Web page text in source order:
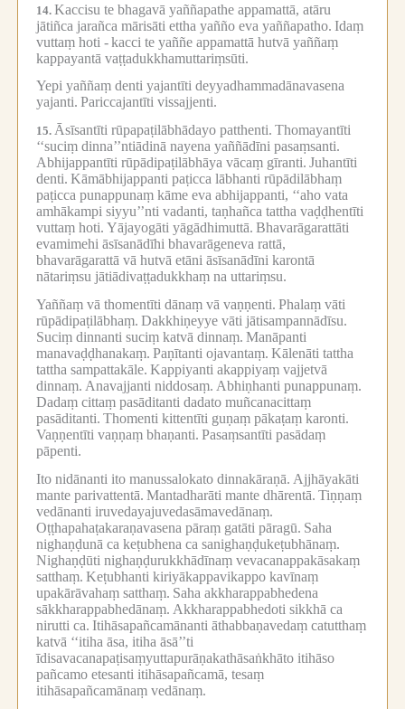
14. Kaccisu te bhagavā yaññapathe appamattā, atāru
jātiñca jarañca mārisāti ettha yañño eva yaññapatho. Idaṃ
vuttaṃ hoti -kacci te yaññe appamattā hutvā yaññaṃ
kappayantā vaṭṭadukkhamuttariṃsūti.
Yepi yaññaṃ denti yajantīti deyyadhammadānavasena
yajanti. Pariccajantīti vissajjenti.
15. Āsīsantīti rūpapaṭilābhādayo patthenti. Thomayantīti
‘‘suciṃ dinna’’ntiādinā nayena yaññādīni pasaṃsanti.
Abhijappantīti rūpādipaṭilābhāya vācaṃ gīranti. Juhantīti
denti. Kāmābhijappanti paṭicca lābhanti rūpādilābhaṃ
paṭicca punappunaṃ kāme eva abhijappanti, ‘‘aho vata
amhākampi siyyu’’nti vadanti, taṇhañca tattha vaḍḍhentīti
vuttaṃ hoti. Yājayogāti yāgādhimuttā. Bhavarāgarattāti
evamimehi āsīsanādīhi bhavarāgeneva rattā,
bhavarāgarattā vā hutvā etāni āsīsanādīni karontā
nātariṃsu jātiādivaṭṭadukkhaṃ na uttariṃsu.
Yaññaṃ vā thomentīti dānaṃ vā vaṇṇenti. Phalaṃ vāti
rūpādipaṭilābhaṃ. Dakkhiṇeyye vāti jātisampannādīsu.
Suciṃ dinnanti suciṃ katvā dinnaṃ. Manāpanti
manavaḍḍhanakaṃ. Paṇītanti ojavantaṃ. Kālenāti tattha
tattha sampattakāle. Kappiyanti akappiyaṃ vajjetvā
dinnaṃ. Anavajjanti niddosaṃ. Abhiṇhanti punappunaṃ.
Dadaṃ cittaṃ pasāditanti dadato muñcanacittaṃ
pasāditanti. Thomenti kittentīti guṇaṃ pākaṭaṃ karonti.
Vaṇṇentīti vaṇṇaṃ bhaṇanti. Pasaṃsantīti pasādaṃ
pāpenti.
Ito nidānanti ito manussalokato dinnakāraṇā. Ajjhāyakāti
mante parivattentā. Mantadharāti mante dhārentā. Tiṇṇaṃ
vedānanti iruvedayajuvedasāmavedānaṃ.
Oṭṭhapahaṭakaraṇavasena pāraṃ gatāti pāragū. Saha
nighaṇḍunā ca keṭubhena ca sanighaṇḍukeṭubhānaṃ.
Nighaṇḍūti nighaṇḍurukkhādīnaṃ vevacanappakāsakaṃ
satthaṃ. Keṭubhanti kiriyākappavikappo kavīnaṃ
upakārāvahaṃ satthaṃ. Saha akkharappabhedena
sākkharappabhedānaṃ. Akkharappabhedoti sikkhā ca
nirutti ca. Itihāsapañcamānanti āthabbaṇavedaṃ catutthaṃ
katvā ‘‘itiha āsa, itiha āsā’’ti
īdisavacanapaṭisaṃyuttapurāṇakathāsaṅkhāto itihāso
pañcamo etesanti itihāsapañcamā, tesaṃ
itihāsapañcamānaṃ vedānaṃ.